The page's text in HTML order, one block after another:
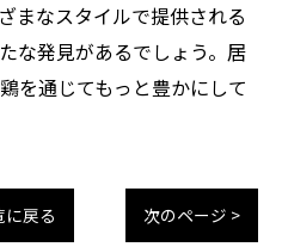
まなスタイルで提供される
な発見があるでしょう。居
を通じてもっと豊かにして
に戻る 次のページ >